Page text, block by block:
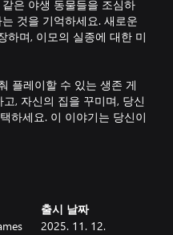
은 야생 동물들을 조심하
것을 기억하세요. 새로운
하며, 이모의 실종에 대한 미
플레이할 수 있는 생존 게
, 자신의 집을 꾸미며, 당신
하세요. 이 이야기는 당신이
출시 날짜
2025. 11. 12.